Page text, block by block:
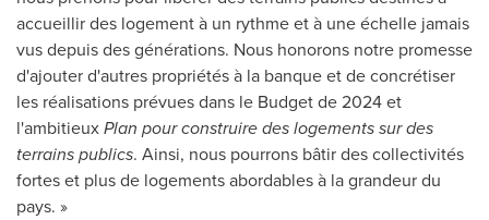
accueillir des logement à un rythme et à une échelle jamais
vus depuis des générations. Nous honorons notre promesse
d'ajouter d'autres propriétés à la banque et de concrétiser
les réalisations prévues dans le Budget de2024 et
l'ambitieuxPlan pour construire des logements sur des
terrains publics. Ainsi, nous pourrons bâtir des collectivités
fortes et plus de logements abordables à la grandeur du
pays. »